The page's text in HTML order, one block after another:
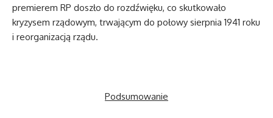
premierem RP doszło do rozdźwięku, co skutkowało
kryzysem rządowym, trwającym do połowy sierpnia 1941 roku
i reorganizacją rządu.
Podsumowanie